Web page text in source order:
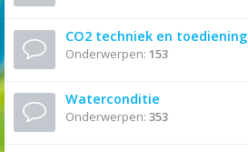
CO2 techniek en toediening
Onderwerpen: 153
Waterconditie
Onderwerpen: 353